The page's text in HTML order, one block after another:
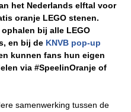
het Nederlands elftal voor
oranje LEGO stenen.
bij alle LEGO
en bij de KNVB pop-up
kunnen fans hun eigen
via #SpeelinOranje of
samenwerking tussen de